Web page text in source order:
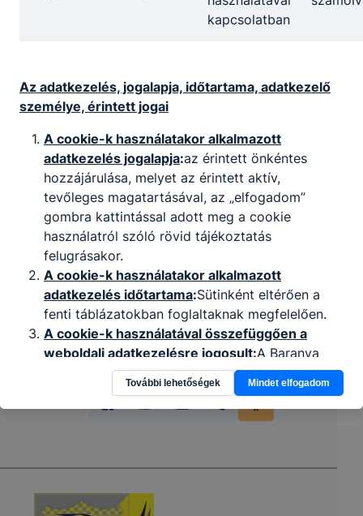
Partnereink
kapcsolatban
Az adatkezelés, jogalapja, időtartama, adatkezelő
személye, érintett jogai
A cookie-k használatakor alkalmazott
adatkezelés jogalapja:az érintett önkéntes
hozzájárulása, melyet az érintett aktív,
tevőleges magatartásával, az „elfogadom”
gombra kattintással adott meg a cookie
használatról szóló rövid tájékoztatás
felugrásakor.
A cookie-k használatakor alkalmazott
adatkezelés időtartama:Sütinként eltérően a
fenti táblázatokban foglaltaknak megfelelően.
A cookie-k használatával összefüggően a
weboldali adatkezelésre jogosult:A Baranya
Megyei SzC Radnóti Miklós Közgazdasági
Technikum az adatokat az általa megbízott
munkavállalók ismerhetik meg, valamint a
vonatkozó személyes adatokhoz való
helyesbítését, törlését, kezelésének
További lehetőségek Mindet elfogadom